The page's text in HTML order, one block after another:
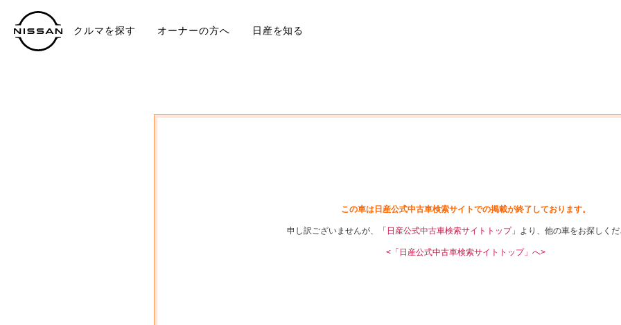
クルマを探す オーナーの方へ 日産を知る
この車は日産公式中古車検索サイトでの掲載が終了しております。
申し訳ございませんが、「 日産公式中古車検索サイトトップ」より、他の車をお探しくだ
<「日産公式中古車検索サイトトップ」へ>